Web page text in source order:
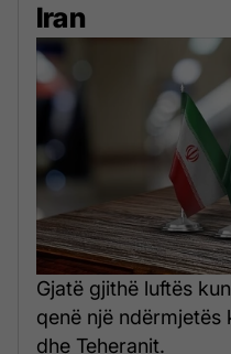
Iran
Gjatë gjithë luftës
qenë një
dhe Teheranit.